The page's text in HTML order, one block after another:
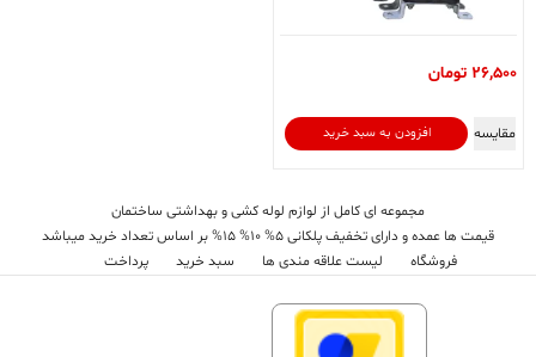
26,500 تومان
افزودن به سبد خرید مقایسه
مجموعه ای کامل از لوازم لوله کشی و بهداشتی ساختمان
قیمت ها عمده و دارای تخفیف پلکانی 5% 10% 15% بر اساس تعداد خرید میباشد
فروشگاه
لیست علاقه مندی ها سبد خرید پرداخت